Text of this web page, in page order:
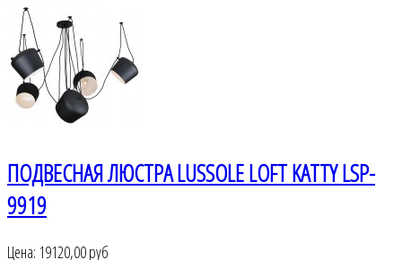
ПОДВЕСНАЯ ЛЮСТРА LUSSOLE LOFT KATTY LSP-
9919
Цена: 19120,00 руб